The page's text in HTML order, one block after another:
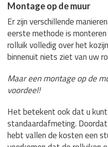
Montage op de muur
Er zijn verschillende
eerste methode is
rolluik volledig over het
binnenuit niets ziet van uw
Maar een montage op de
voordeel!
Het betekent ook dat u
standaardafmeting.
hebt vallen de kosten een